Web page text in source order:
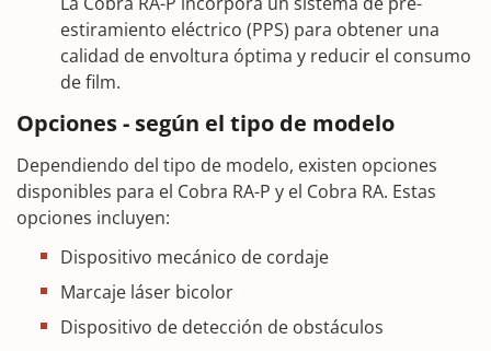
estiramiento eléctrico (PPS) para obtener una
calidad de envoltura óptima y reducir el consumo
de film.
Opciones - según el tipo de modelo
Dependiendo del tipo de modelo, existen opciones
disponibles para el Cobra RA-P y el Cobra RA. Estas
opciones incluyen:
Dispositivo mecánico de cordaje
Marcaje láser bicolor
Dispositivo de detección de obstáculos